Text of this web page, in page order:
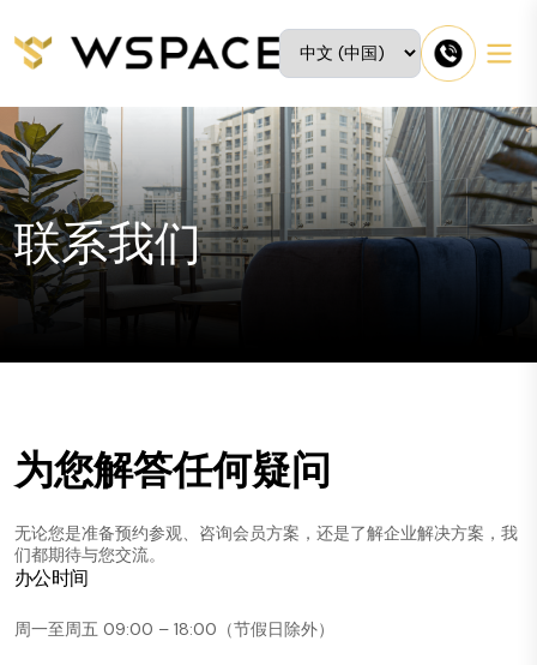
联系我们
为您解答任何疑问
无论您是准备预约参观、咨询会员方案，还是了解企业解决方案，我
们都期待与您交流。
办公时间
周一至周五 09:00 – 18:00（节假日除外）